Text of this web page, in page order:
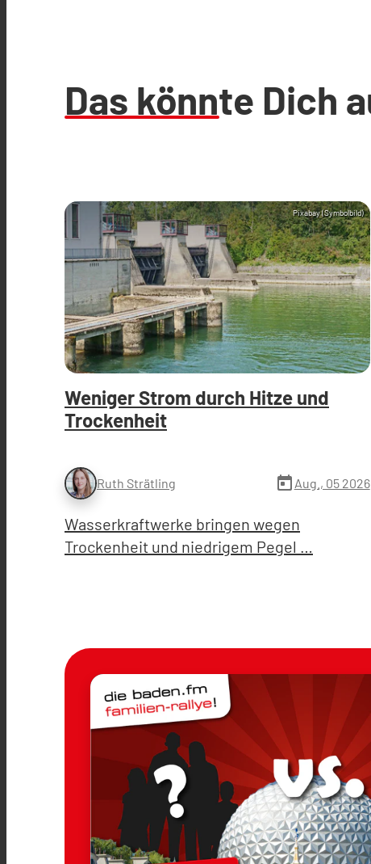
Das könnte Dich
Pixabay (Symbolbild)
Weniger Strom durch Hitze und
Trockenheit
Ruth Strätling today Aug., 05 2026
Wasserkraftwerke bringen wegen
Trockenheit und niedrigem Pegel …